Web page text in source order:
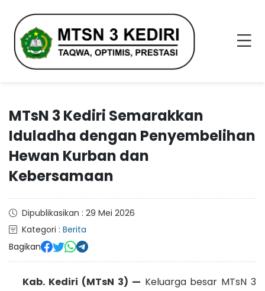
MTsN 3 Kediri Semarakkan
Iduladha dengan Penyembelihan
Hewan Kurban dan
Kebersamaan
Dipublikasikan : 29 Mei 2026
Kategori : Berita
Bagikan
Kab. Kediri (MTsN 3) — Keluarga besar MTsN 3